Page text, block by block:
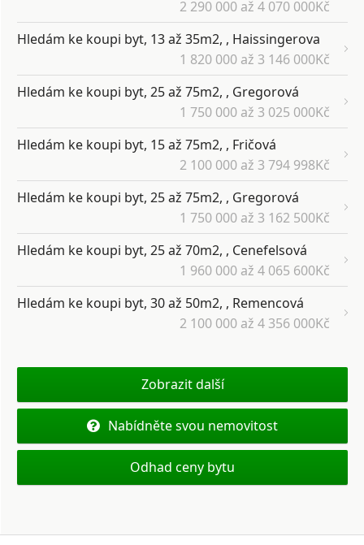
2 290 000 až 4 070 000Kč
Hledám ke koupi byt, 13 až 35m2, , Haissingerova
1 820 000 až 3 146 000Kč
Hledám ke koupi byt, 25 až 75m2, , Gregorová
1 750 000 až 3 025 000Kč
Hledám ke koupi byt, 15 až 75m2, , Fričová
2 100 000 až 3 794 998Kč
Hledám ke koupi byt, 25 až 75m2, , Gregorová
1 750 000 až 3 162 500Kč
Hledám ke koupi byt, 25 až 70m2, , Cenefelsová
1 960 000 až 4 065 600Kč
Hledám ke koupi byt, 30 až 50m2, , Remencová
2 100 000 až 4 356 000Kč
Zobrazit další
Nabídněte svou nemovitost
Odhad ceny bytu